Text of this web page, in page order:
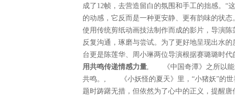
成了12帧，去营造留白的氛围和手工的拙感。“
的动感，它反而是一种更安静、更有韵味的
使用传统剪纸动画技法制作而成的影片，导演
反复沟通，琢磨与尝试。为了更好地呈现出水
台更是陈莲华、周小琳两位导演根据赛璐璐
用共鸣传递情感力量, 《中国奇潭》之所以能
共鸣。, 《小妖怪的夏天》里，“小猪妖”的世
题时踌躇无措，但依然为了心中的正义，提醒